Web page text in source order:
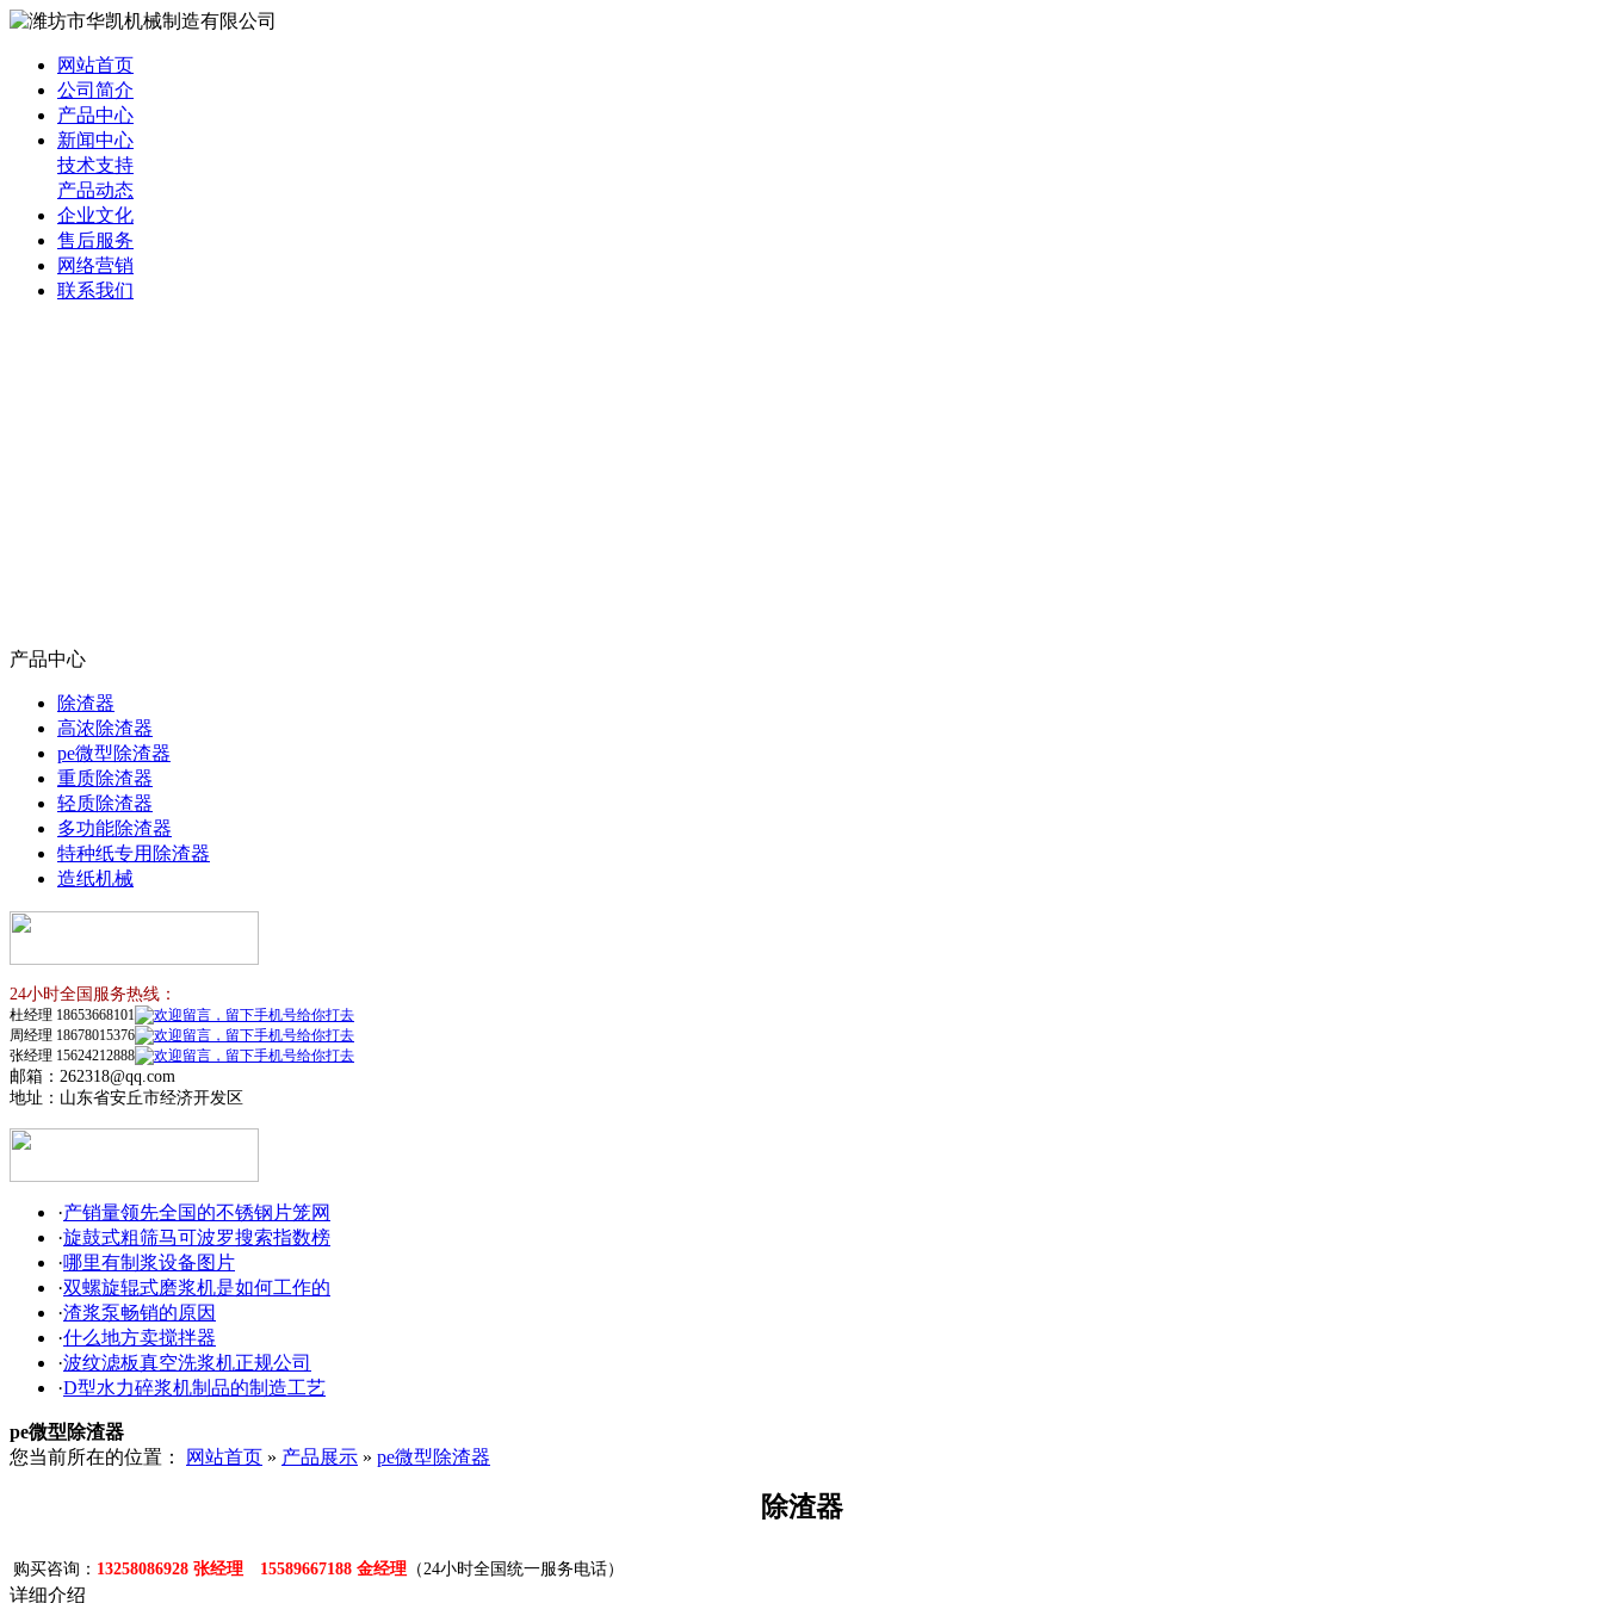
网站首页
公司简介
产品中心
新闻中心
技术支持
产品动态
企业文化
售后服务
网络营销
联系我们
产品中心
除渣器
高浓除渣器
pe微型除渣器
重质除渣器
轻质除渣器
多功能除渣器
特种纸专用除渣器
造纸机械
24小时全国服务热线：
杜经理 18653668101
周经理 18678015376
张经理 15624212888
邮箱：262318@qq.com
地址：山东省安丘市经济开发区
·产销量领先全国的不锈钢片笼网
·旋鼓式粗筛马可波罗搜索指数榜
·哪里有制浆设备图片
·双螺旋辊式磨浆机是如何工作的
·渣浆泵畅销的原因
·什么地方卖搅拌器
·波纹滤板真空洗浆机正规公司
·D型水力碎浆机制品的制造工艺
pe微型除渣器
您当前所在的位置：
网站首页 » 产品展示 » pe微型除渣器
除渣器
购买咨询： 13258086928 张经理 15589667188 金经理 （24小时全国统一服务电话）
详细介绍